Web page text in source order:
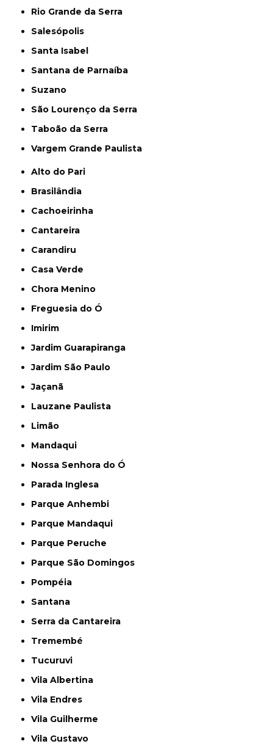
Rio Grande da Serra
Salesópolis
Santa Isabel
Santana de Parnaíba
Suzano
São Lourenço da Serra
Taboão da Serra
Vargem Grande Paulista
Alto do Pari
Brasilândia
Cachoeirinha
Cantareira
Carandiru
Casa Verde
Chora Menino
Freguesia do Ó
Imirim
Jardim Guarapiranga
Jardim São Paulo
Jaçanã
Lauzane Paulista
Limão
Mandaqui
Nossa Senhora do Ó
Parada Inglesa
Parque Anhembi
Parque Mandaqui
Parque Peruche
Parque São Domingos
Pompéia
Santana
Serra da Cantareira
Tremembé
Tucuruvi
Vila Albertina
Vila Endres
Vila Guilherme
Vila Gustavo